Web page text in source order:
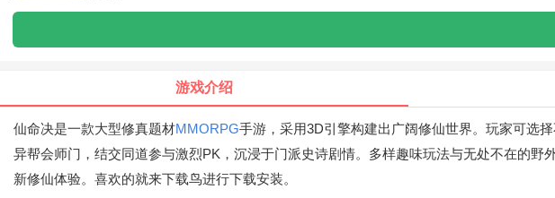
游戏介绍
仙命决是一款大型修真题材MMORPG手游，采用3D引擎构建出广阔修仙世界。玩家可选
异帮会师门，结交同道参与激烈PK，沉浸于门派史诗剧情。多样趣味玩法与无处不在的野
新修仙体验。喜欢的就来下载鸟进行下载安装。